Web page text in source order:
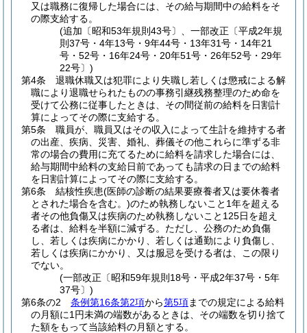
又は職務に復帰した場合には、その給与期間中の給料をそ
の際支給する。
(追加〔昭和53年規則43号〕、一部改正〔平成2年規
則37号・4年13号・9年44号・13年31号・14年21
号・52号・16年24号・20年51号・26年52号・29年
22号〕)
第4条
退職休職又は犯罪により失職し若しくは懲戒による解
職により退職せられたものの事務引継残務整理のため命を
受けて公務に従事したときは、その間従前の給料を日割計
算によってその際に支給する。
第5条
職員が、職員又はその収入によって生計を維持する者
の出産、疾病、災害、婚礼、葬儀その他これらに準ずる非
常の場合の費用に充てるために給料を請求した場合には、
給与期間中給料の支給日前であっても請求の日までの給料
を日割計算によってその際に支給する。
第6条
結核性疾患(医師の診断の結果要療養者又は要休養者
とされた場合を含む。)のため執務しないこと1年を超える
者その他負傷又は疾病のため執務しないこと125日を超え
る者は、給料を半額に減ずる。 ただし、公務のため負傷
し、若しくは疾病にかかり、若しくは通勤により負傷し、
若しくは疾病にかかり、又は服忌を受ける者は、この限り
でない。
(一部改正〔昭和59年規則18号・平成2年37号・5年
37号〕)
第6条の2
条例第16条第2項から第5項までの規定による給料
の月額に1円未満の端数があるときは、その端数を切り捨て
た額をもって当該給料の月額とする。